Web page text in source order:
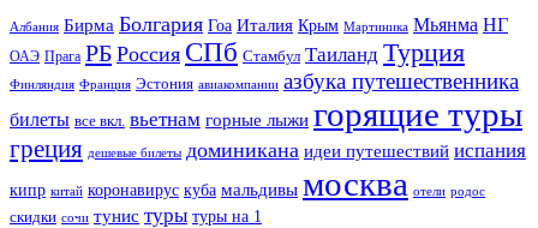
Албания Бирма Болгария Гоа Италия Крым Мартиника Мьянма НГ
ОАЭ Прага РБ Россия СПб Стамбул Таиланд Турция
Финляндия Франция Эстония авиакомпании азбука путешественника
билеты все вкл. вьетнам горные лыжи горящие туры
греция дешевые билеты доминикана идеи путешествий испания
кипр китай коронавирус куба мальдивы москва отели родос
скидки сочи тунис туры туры на 1